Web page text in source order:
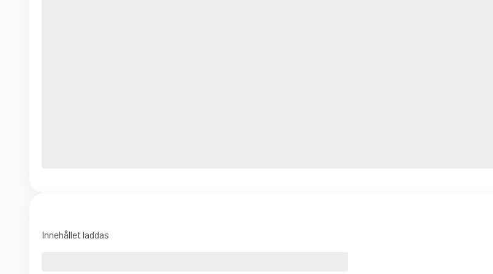
Innehållet laddas